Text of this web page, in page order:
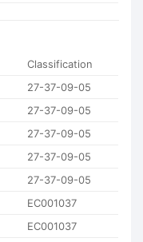
Classification
27-37-09-05
27-37-09-05
27-37-09-05
27-37-09-05
27-37-09-05
EC001037
EC001037